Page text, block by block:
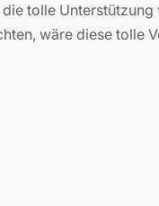
tolle
wäre diese tolle